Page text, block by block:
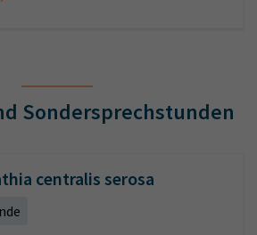
Sondersprechstunden
centralis serosa